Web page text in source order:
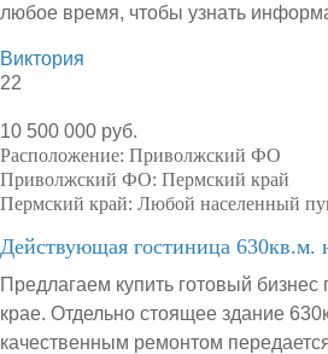
любое время, чтобы узнать
Виктория
22
10 500 000 руб.
Расположение: Приволжский ФО
Приволжский ФО: Пермский край
Пермский край: Любой населенный
Действующая гостиница 630кв.м.
Предлагаем купить готовый
крае. Отдельно стоящее здание
качественным ремонтом